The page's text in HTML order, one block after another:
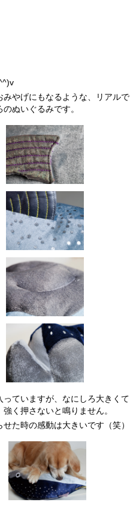
みやげにもなるような、リアルで
ぬいぐるみです。
ていますが、なにしろ大きくて
く押さないと鳴りません。
た時の感動は大きいです（笑）